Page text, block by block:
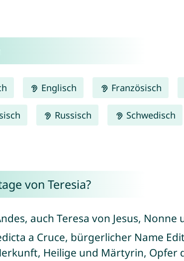
Englisch Französisch
Russisch Schwedisch
von Teresia?
auch Teresa von Jesus, Nonne
a Cruce, bürgerlicher Name
Heilige und Märtyrin, Opfer